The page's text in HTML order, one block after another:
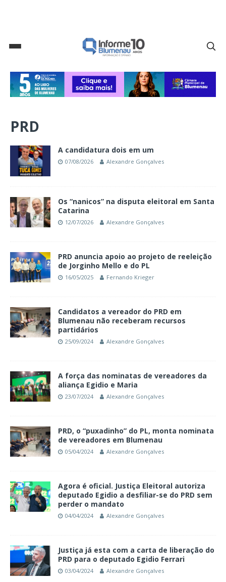
PRD
A candidatura dois em um
07/08/2026 Alexandre Gonçalves
Os “nanicos” na disputa eleitoral em Santa
Catarina
12/07/2026 Alexandre Gonçalves
PRD anuncia apoio ao projeto de reeleição
de Jorginho Mello e do PL
16/05/2025 Fernando Krieger
Candidatos a vereador do PRD em
Blumenau não receberam recursos
partidários
25/09/2024 Alexandre Gonçalves
A força das nominatas de vereadores da
aliança Egidio e Maria
23/07/2024 Alexandre Gonçalves
PRD, o “puxadinho” do PL, monta nominata
de vereadores em Blumenau
05/04/2024 Alexandre Gonçalves
Agora é oficial. Justiça Eleitoral autoriza
deputado Egidio a desfiliar-se do PRD sem
perder o mandato
04/04/2024 Alexandre Gonçalves
Justiça já esta com a carta de liberação do
PRD para o deputado Egidio Ferrari
03/04/2024 Alexandre Gonçalves